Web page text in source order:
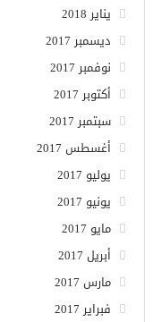
يناير 2018
ديسمبر 2017
نوفمبر 2017
أكتوبر 2017
سبتمبر 2017
أغسطس 2017
يوليو 2017
يونيو 2017
مايو 2017
أبريل 2017
مارس 2017
فبراير 2017